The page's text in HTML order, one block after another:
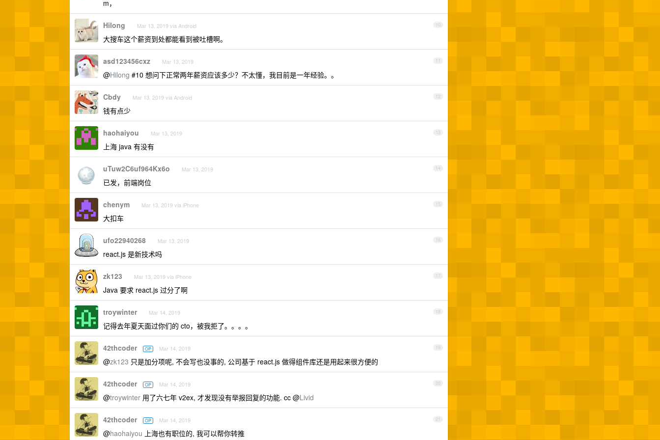
m，
10
Hilong Mar 13, 2019 via Android
大搜车这个薪资到处都能看到被吐槽啊。
11
asd123456cxz Mar 13, 2019
@Hilong #10 想问下正常两年薪资应该多少？不太懂，我目前是一年经验。。
12
Cbdy Mar 13, 2019 via Android
钱有点少
13
haohaiyou Mar 13, 2019
上海 java 有没有
14
uTuw2C6uf964Kx6o Mar 13, 2019
已发，前端岗位
15
chenym Mar 13, 2019 via iPhone
大扣车
16
ufo22940268 Mar 13, 2019
react.js 是新技术吗
17
zk123 Mar 13, 2019 via iPhone
Java 要求 react.js 过分了啊
18
troywinter Mar 14, 2019
记得去年夏天面过你们的 cto，被我拒了。。。。
19
42thcoder OP Mar 14, 2019
@zk123 只是加分项呢, 不会写也没事的, 公司基于 react.js 做得组件库还是用起来很方便的
20
42thcoder OP Mar 14, 2019
@troywinter 用了六七年 v2ex, 才发现没有举报回复的功能. cc @Livid
21
42thcoder OP Mar 14, 2019
@haohaiyou 上海也有职位的, 我可以帮你转推